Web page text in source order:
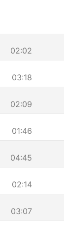
02:02
03:18
02:09
01:46
04:45
02:14
03:07